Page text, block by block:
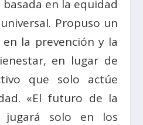
en la equidad
Propuso un
la prevención y la
en lugar de
que solo actúe
«El futuro de la
jugará solo en los